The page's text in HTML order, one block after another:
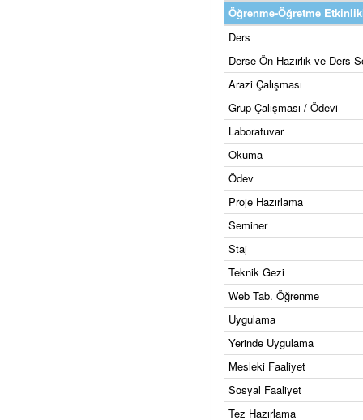
Öğrenme-Öğretme
Ders
Derse Ön Hazırlık ve Ders
Arazi Çalışması
Grup Çalışması / Ödevi
Laboratuvar
Okuma
Ödev
Proje Hazırlama
Seminer
Staj
Teknik Gezi
Web Tab. Öğrenme
Uygulama
Yerinde Uygulama
Mesleki Faaliyet
Sosyal Faaliyet
Tez Hazırlama